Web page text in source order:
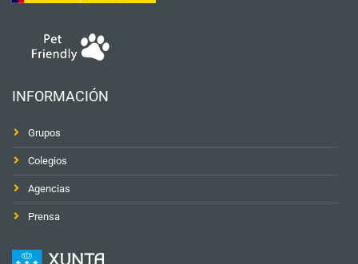
INFORMACIÓN
Grupos
Colegios
Agencias
Prensa